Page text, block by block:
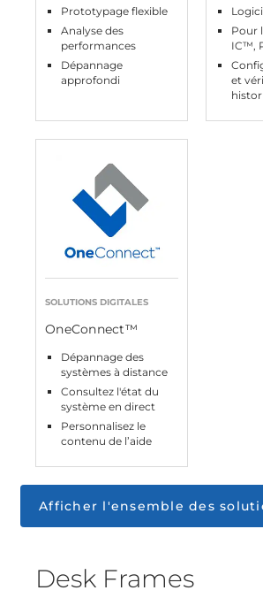
Prototypage flexible
Analyse des
performances
Dépannage
approfondi
Pour
IC™,
et
SOLUTIONS DIGITALES
OneConnect™
Dépannage des
systèmes à distance
Consultez l'état du
système en direct
Personnalisez le
contenu de l’aide
Afficher l'ensemble des
Desk Frames